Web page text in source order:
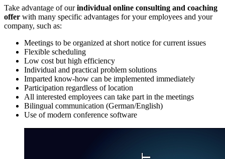
Take advantage of ourindividual online consulting and coaching
offer with many specific advantages for your employees and your
company, such as:
Meetings to be organized at short notice for current issues
Flexible scheduling
Low cost but high efficiency
Individual and practical problem solutions
Imparted know-how can be implemented immediately
Participation regardless of location
All interested employees can take part in the meetings
Bilingual communication (German/English)
Use of modern conference software